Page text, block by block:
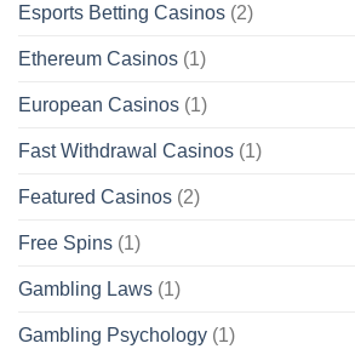
Esports Betting Casinos (2)
Ethereum Casinos (1)
European Casinos (1)
Fast Withdrawal Casinos (1)
Featured Casinos (2)
Free Spins (1)
Gambling Laws (1)
Gambling Psychology (1)